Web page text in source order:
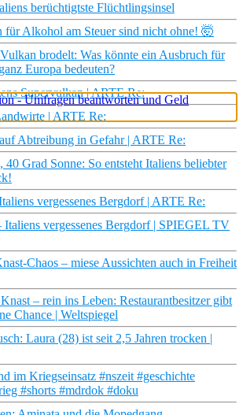
berüchtigtste Flüchtlingsinsel
für Alkohol am Steuer sind nicht ohne! 🤯
brodelt: Was könnte ein Ausbruch für
Europa bedeuten?
Supervulkan | ARTE Re:
| ARTE Re:
Abtreibung in Gefahr | ARTE Re:
40 Grad Sonne: So entsteht Italiens beliebter
vergessenes Bergdorf | ARTE Re:
Italiens vergessenes Bergdorf | SPIEGEL TV
Chaos – miese Aussichten auch in Freiheit
– rein ins Leben: Restaurantbesitzer gibt
Chance | Weltspiegel
Laura (28) ist seit 2,5 Jahren trocken |
im Kriegseinsatz #nszeit #geschichte
#shorts #mdrdok #doku